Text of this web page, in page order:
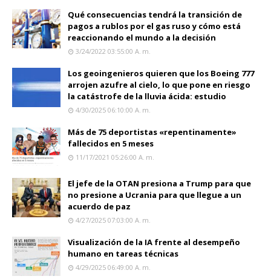
Qué consecuencias tendrá la transición de
pagos a rublos por el gas ruso y cómo está
reaccionando el mundo a la decisión
3/24/2022 03:55:00 A. M.
Los geoingenieros quieren que los Boeing 777
arrojen azufre al cielo, lo que pone en riesgo
la catástrofe de la lluvia ácida: estudio
4/30/2025 06:10:00 A. M.
Más de 75 deportistas «repentinamente»
fallecidos en 5 meses
11/17/2021 05:26:00 A. M.
El jefe de la OTAN presiona a Trump para que
no presione a Ucrania para que llegue a un
acuerdo de paz
4/27/2025 07:03:00 A. M.
Visualización de la IA frente al desempeño
humano en tareas técnicas
4/29/2025 06:49:00 A. M.